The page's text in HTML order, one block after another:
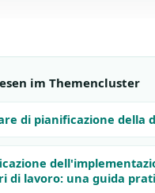
im Themencluster
di pianificazione della
di lavoro: una guida